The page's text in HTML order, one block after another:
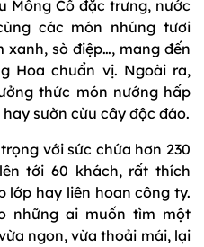
Mông Cổ đặc trưng, nước
các món nhúng tươi
sò điệp…, mang đến
Hoa chuẩn vị. Ngoài ra,
thức món nướng hấp
sườn cừu cây độc đáo.
với sức chứa hơn 230
tới 60 khách, rất thích
lớp hay liên hoan công ty.
những ai muốn tìm một
ngon, vừa thoải mái, lại